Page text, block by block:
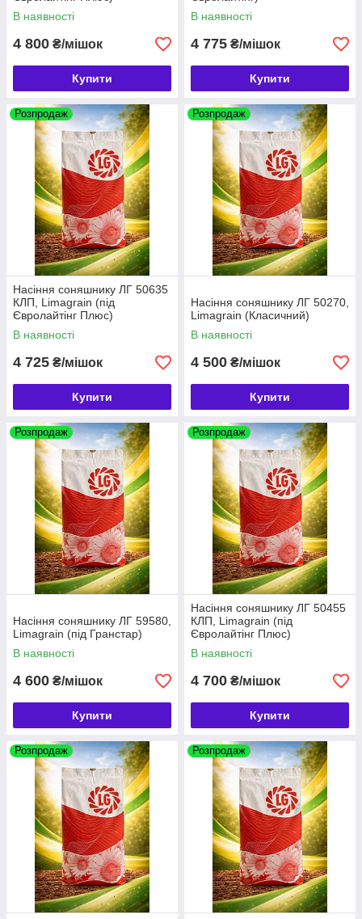
В наявності
4 800 ₴/мішок
Купити
В наявності
4 775 ₴/мішок
Купити
Розпродаж
Насіння соняшнику ЛГ 50635
КЛП, Limagrain (під
Євролайтінг Плюс)
В наявності
4 725 ₴/мішок
Купити
Розпродаж
Насіння соняшнику ЛГ 50270,
Limagrain (Класичний)
В наявності
4 500 ₴/мішок
Купити
Розпродаж
Насіння соняшнику ЛГ 59580,
Limagrain (під Гранстар)
В наявності
4 600 ₴/мішок
Купити
Розпродаж
Насіння соняшнику ЛГ 50455
КЛП, Limagrain (під
Євролайтінг Плюс)
В наявності
4 700 ₴/мішок
Купити
Розпродаж Розпродаж